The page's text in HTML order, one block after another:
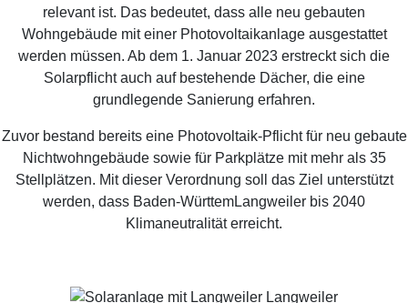
relevant ist. Das bedeutet, dass alle neu gebauten
Wohngebäude mit einer Photovoltaikanlage ausgestattet
werden müssen. Ab dem 1. Januar 2023 erstreckt sich die
Solarpflicht auch auf bestehende Dächer, die eine
grundlegende Sanierung erfahren.
Zuvor bestand bereits eine Photovoltaik-Pflicht für neu gebaute
Nichtwohngebäude sowie für Parkplätze mit mehr als 35
Stellplätzen. Mit dieser Verordnung soll das Ziel unterstützt
werden, dass Baden-WürttemLangweiler bis 2040
Klimaneutralität erreicht.